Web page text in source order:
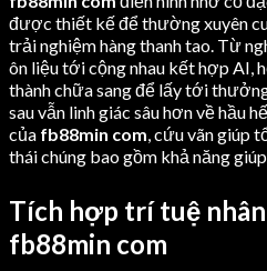
được thiết kế để thường xuyên
trải nghiệm hàng thanh tao. Từ
ôn liệu tới cộng nhau kết hợp AI,
thành chữa sang để lấy tới
sau vẫn linh giác sâu hơn về hầu
của fb88min com, cứu vãn giúp
thái chúng bao gồm khả năng
Tích hợp trí tuệ
fb88min com